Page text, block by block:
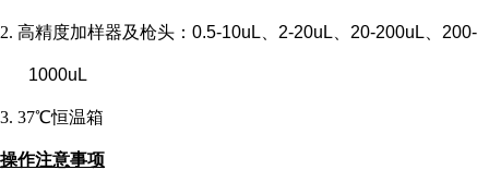
2. 高精度加样器及枪头： 0.5-10uL、2-20uL、20-200uL、200-
1000uL
3. 37℃恒温箱
操作注意事项